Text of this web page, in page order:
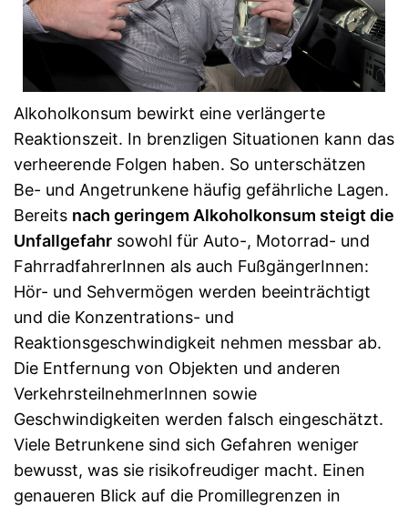
Alkoholkonsum bewirkt eine verlängerte
Reaktionszeit. In brenzligen Situationen kann das
verheerende Folgen haben. So unterschätzen
Be- und Angetrunkene häufig gefährliche Lagen.
Bereits nach geringem Alkoholkonsum steigt die
Unfallgefahr sowohl für Auto-, Motorrad- und
FahrradfahrerInnen als auch FußgängerInnen:
Hör- und Sehvermögen werden beeinträchtigt
und die Konzentrations- und
Reaktionsgeschwindigkeit nehmen messbar ab.
Die Entfernung von Objekten und anderen
VerkehrsteilnehmerInnen sowie
Geschwindigkeiten werden falsch eingeschätzt.
Viele Betrunkene sind sich Gefahren weniger
bewusst, was sie risikofreudiger macht. Einen
genaueren Blick auf die Promillegrenzen in